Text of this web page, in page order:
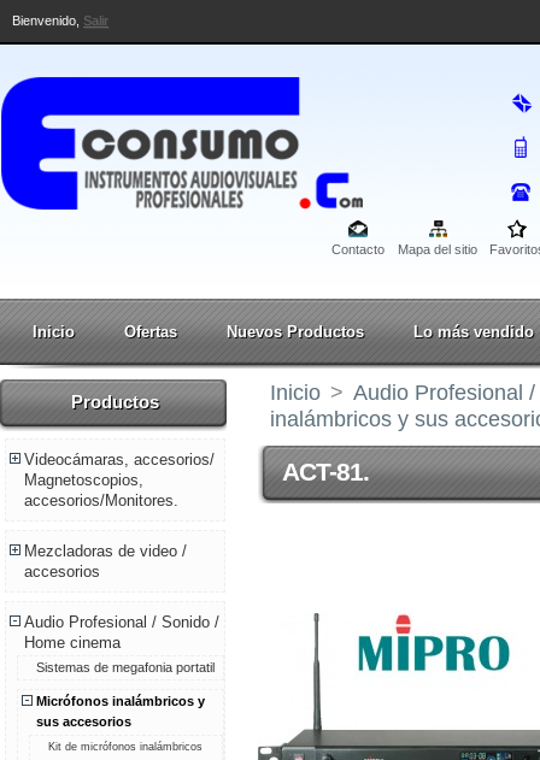
Bienvenido, Salir
Contacto Mapa del sitio
Inicio Ofertas Nuevos Productos Lo más vendido
Productos
Videocámaras, accesorios/
Magnetoscopios,
accesorios/Monitores.
Mezcladoras de video /
accesorios
Audio Profesional / Sonido /
Home cinema
Sistemas de megafonia portatil
Micrófonos inalámbricos y
sus accesorios
Kit de micrófonos inalámbricos
Inicio > Audio Profesional
inalámbricos y sus
ACT-81.